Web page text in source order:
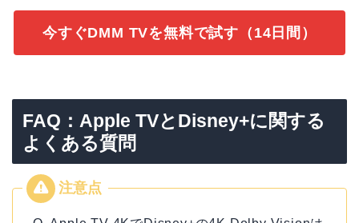
今すぐDMM TVを無料で試す（14日間）
FAQ：Apple TVとDisney+に関する
よくある質問